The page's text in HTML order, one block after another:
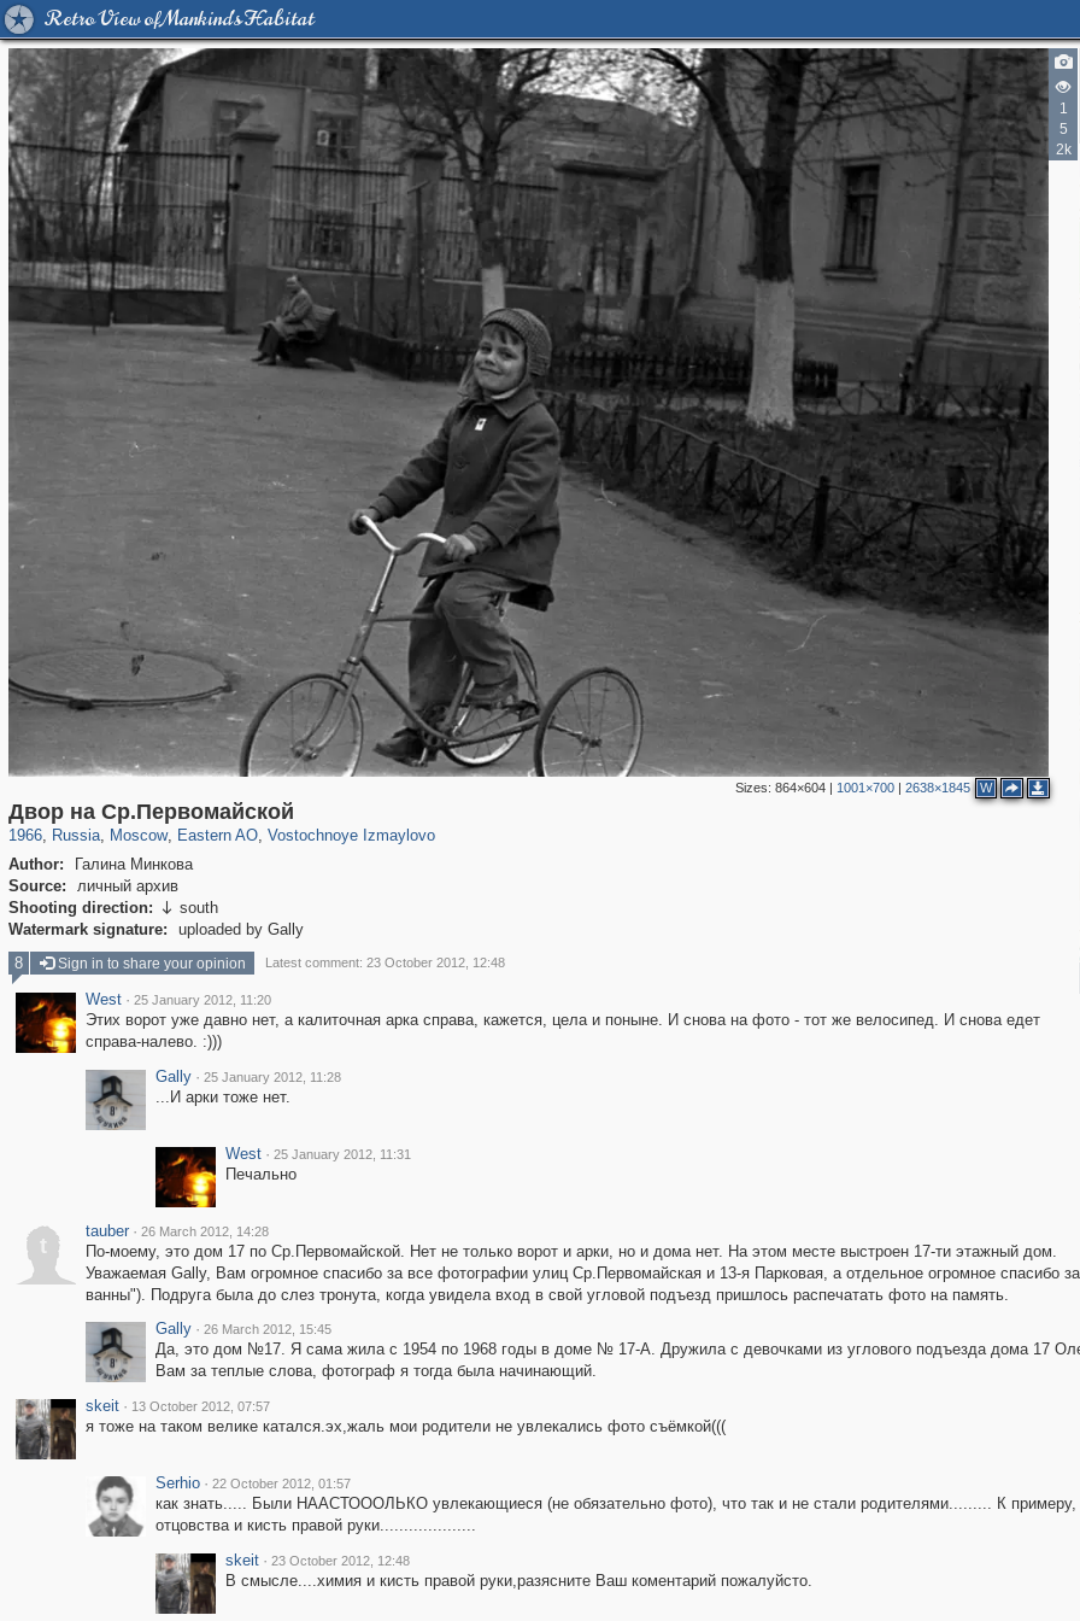
Retro View of Mankind's Habitat
1
5
2k
Sizes: 864×604| 1001×700| 2638×1845 W
Двор на Ср.Первомайской
1966, Russia
1,407,206 29,248
, Moscow
319,878 8,286
, Eastern AO
20,939 306
, Vostochnoye Izmaylovo
465
Author:
Галина Минкова
Source:
личный архив
Shooting direction:  south
Watermark signature:
uploaded by Gally
8 Sign in to share your opinion Latest comment: 23 October 2012, 12:48
West · 25 January 2012, 11:20
Этих ворот уже давно нет, а калиточная арка справа, кажется, цела и поныне. И снова на фото - тот же велосипед. И снова едет
справа-налево. :)))
Gally · 25 January 2012, 11:28
...И арки тоже нет.
West · 25 January 2012, 11:31
Печально
t
tauber · 26 March 2012, 14:28
По-моему, это дом 17 по Ср.Первомайской. Нет не только ворот и арки, но и дома нет. На этом месте выстроен 17-ти этажный дом.
Уважаемая Gally, Вам огромное спасибо за все фотографии улиц Ср.Первомайская и 13-я Парковая, а отдельное огромное спасибо
ванны"). Подруга была до слез тронута, когда увидела вход в свой угловой подъезд пришлось распечатать фото на память.
Gally · 26 March 2012, 15:45
Да, это дом №17. Я сама жила с 1954 по 1968 годы в доме № 17-А. Дружила с девочками из углового подъезда дома 17
Вам за теплые слова, фотограф я тогда была начинающий.
skeit · 13 October 2012, 07:57
я тоже на таком велике катался.эх,жаль мои родители не увлекались фото съёмкой(((
Serhio · 22 October 2012, 01:57
как знать..... Были НААСТОООЛЬКО увлекающиеся (не обязательно фото), что так и не стали родителями......... К
отцовства и кисть правой руки....................
skeit · 23 October 2012, 12:48
В смысле....химия и кисть правой руки,разясните Ваш коментарий пожалуйсто.